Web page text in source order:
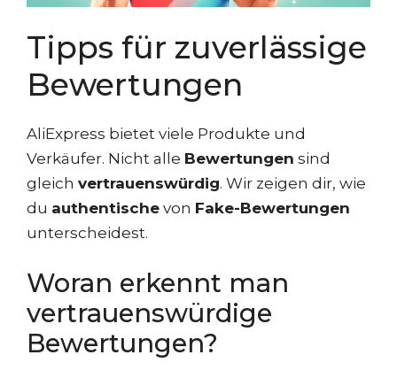
Tipps für zuverlässige
Bewertungen
AliExpress bietet viele Produkte und
Verkäufer. Nicht alle Bewertungen sind
gleich vertrauenswürdig. Wir zeigen dir, wie
du authentische von Fake-Bewertungen
unterscheidest.
Woran erkennt man
vertrauenswürdige
Bewertungen?